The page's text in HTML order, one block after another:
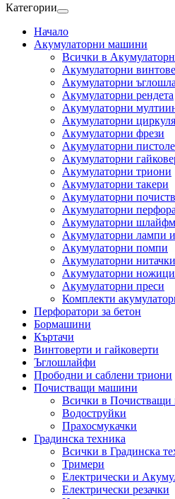
Категории
Начало
Акумулаторни машини
Всички в
Акумулаторни
Акумулаторни
Акумулаторни рендета
Акумулаторни
Акумулаторни
Акумулаторни фрези
Акумулаторни
Акумулаторни
Акумулаторни триони
Акумулаторни такери
Акумулаторни
Акумулаторни
Акумулаторни
Акумулаторни лампи
Акумулаторни помпи
Акумулаторни нитачки
Акумулаторни
Акумулаторни преси
Комплекти
Перфоратори за бетон
Бормашини
Къртачи
Винтоверти и гайковерти
Ъглошлайфи
Прободни и саблени триони
Почистващи машини
Всички в
Водоструйки
Прахосмукачки
Градинска техника
Всички в Градинска
Тримери
Електрически и
Електрически резачки